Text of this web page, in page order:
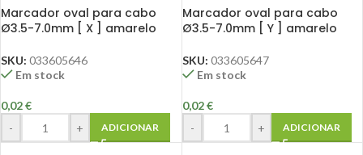
Marcador oval para cabo
Ø3.5-7.0mm [ X ] amarelo
SKU: 033605646
Em stock
0,02€
-
+ ADICIONAR
Marcador oval para cabo
Ø3.5-7.0mm [ Y ] amarelo
SKU: 033605647
Em stock
0,02€
-
+ ADICIONAR